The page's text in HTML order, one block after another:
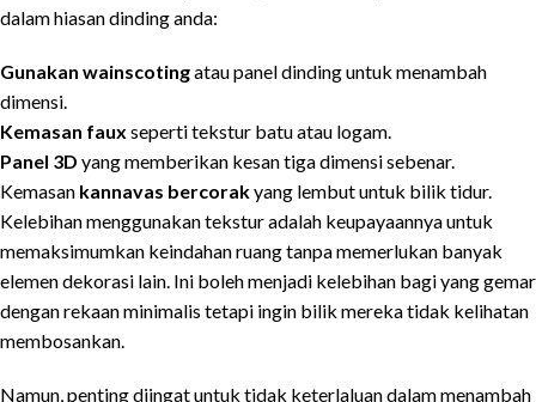
dalam hiasan dinding anda:
Gunakan wainscotingatau panel dinding untuk menambah
dimensi.
Kemasan faux seperti tekstur batu atau logam.
Panel 3D yang memberikan kesan tiga dimensi sebenar.
Kemasan kannavas bercorakyang lembut untuk bilik tidur.
Kelebihan menggunakan tekstur adalah keupayaannya untuk
memaksimumkan keindahan ruang tanpa memerlukan banyak
elemen dekorasi lain. Ini boleh menjadi kelebihan bagi yang gemar
dengan rekaan minimalis tetapi ingin bilik mereka tidak kelihatan
membosankan.
Namun, penting diingat untuk tidak keterlaluan dalam menambah